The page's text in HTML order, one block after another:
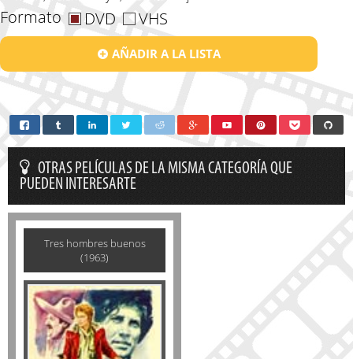
Formato DVD VHS
AÑADIR A LA LISTA
OTRAS PELÍCULAS DE LA MISMA CATEGORÍA QUE
PUEDEN INTERESARTE
Tres hombres buenos
(1963)